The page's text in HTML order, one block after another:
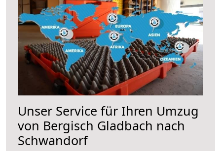
Unser Service für Ihren Umzug
von Bergisch Gladbach nach
Schwandorf